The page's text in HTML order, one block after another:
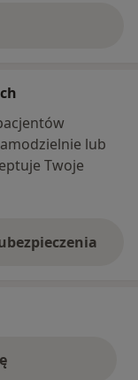
lub
Twoje